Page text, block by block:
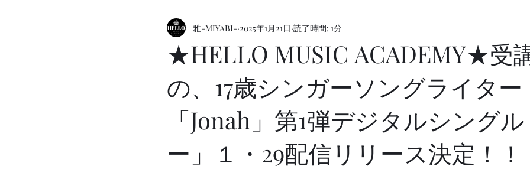
★HELLO MUSIC ACADEMY★受
の、17歳シンガーソングライター
「Jonah」第1弾デジタルシング
ー」１・29配信リリース決定！！
雅-MIYABI- 2025年1月21日 読了時間: 1分